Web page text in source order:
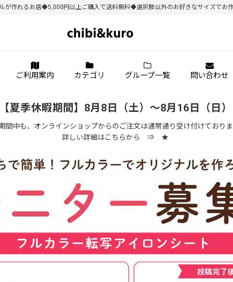
が作れるお店◆5,000円以上ご購入で送料無料◆選択肢以外のお好きなサイズでお
ご利用案内 カテゴリ グループ一覧 問い合わせ
【夏季休暇期間】8月8日（土）～8月16日（日）
間中も、オンラインショップからのご注文は通常通り受け付けておりま
詳しい詳細はこちらから ⇒ ★